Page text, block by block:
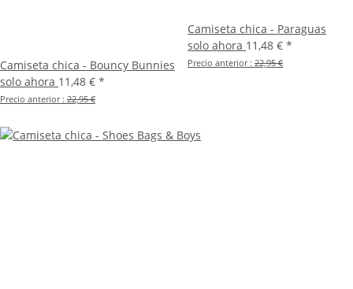
Camiseta chica - Bouncy Bunnies
solo ahora 11,48 € *
Precio anterior : 22,95 €
Camiseta chica - Paraguas
solo ahora 11,48 € *
Precio anterior : 22,95 €